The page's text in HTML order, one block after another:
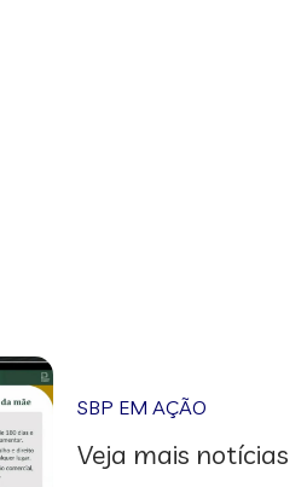
SBP EM AÇÃO
Veja mais notícias